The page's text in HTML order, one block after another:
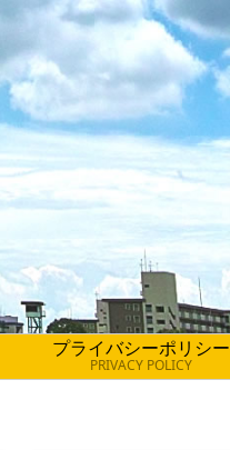
プライバシーポリシー
PRIVACY POLICY